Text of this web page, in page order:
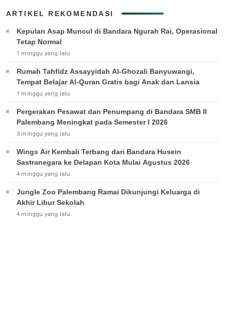
ARTIKEL REKOMENDASI
Kepulan Asap Muncul di Bandara Ngurah Rai, Operasional
Tetap Normal
1 minggu yang lalu
Rumah Tahfidz Assayyidah Al-Ghozali Banyuwangi,
Tempat Belajar Al-Quran Gratis bagi Anak dan Lansia
1 minggu yang lalu
Pergerakan Pesawat dan Penumpang di Bandara SMB II
Palembang Meningkat pada Semester I 2026
3 minggu yang lalu
Wings Air Kembali Terbang dari Bandara Husein
Sastranegara ke Delapan Kota Mulai Agustus 2026
4 minggu yang lalu
Jungle Zoo Palembang Ramai Dikunjungi Keluarga di
Akhir Libur Sekolah
4 minggu yang lalu